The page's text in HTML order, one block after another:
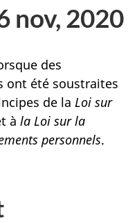
nov, 2020
des
ont été soustraites
de la Loi sur
à la Loi sur la
personnels.